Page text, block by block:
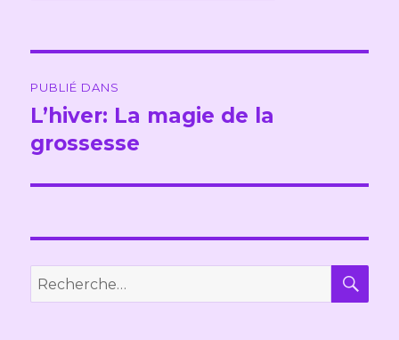
de
l’article
PUBLIÉ DANS
L’hiver: La magie de la
grossesse
Recherche
pour :